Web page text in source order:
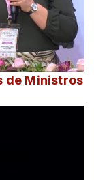
de Ministros